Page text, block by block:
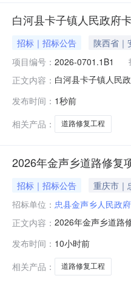
白河县卡子镇人民政府
招标｜招标公告 陕西省｜
项目编号： 2026-0701.1B1
正文内容： 白河县卡子镇人民
式：竞争性磋商预
发布时间： 1秒前
相关产品：
道路修复工程
2026年金声乡道路修复
招标｜招标公告 重庆市｜
招标单位： 忠县金声乡人民政府
正文内容： 2026年金声乡道路
价（最高）目录公
疑资料、澄清资料、
发布时间： 10小时前
相关产品：
道路修复工程